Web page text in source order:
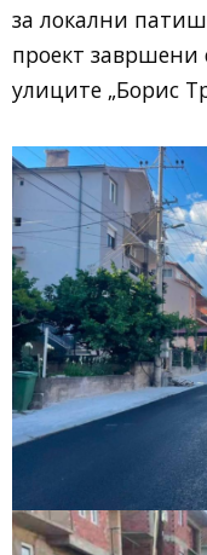
за локални
проект завршени
улиците „Борис